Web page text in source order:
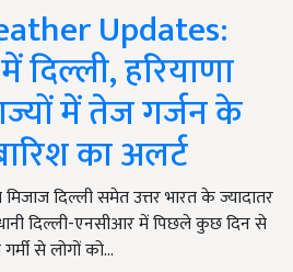
Updates:
दिल्ली, हरियाणा
में तेज गर्जन के
का अलर्ट
दिल्ली समेत उत्तर भारत के ज्यादातर
दिल्ली-एनसीआर में पिछले कुछ दिन से
से लोगों को…